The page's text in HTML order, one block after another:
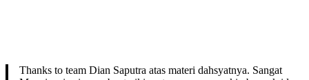
Thanks to team Dian Saputra atas materi dahsyatnya. Sangat